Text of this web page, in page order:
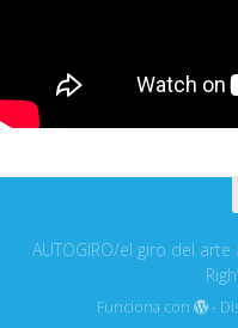
AUTOGIRO/el giro del arte
Funciona con -